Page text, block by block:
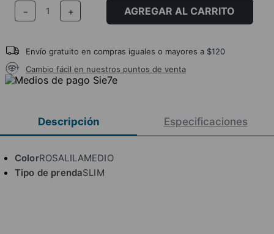
＋
－ AGREGAR AL CARRITO
Envío gratuito en compras iguales o mayores a $120
Cambio fácil en nuestros puntos de venta
Descripción Especificaciones
ColorROSALILAMEDIO
Tipo de prendaSLIM